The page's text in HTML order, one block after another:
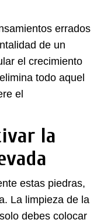
errados
de un
el crecimiento
todo aquel
el
la
estas piedras,
La limpieza de la
debes colocar